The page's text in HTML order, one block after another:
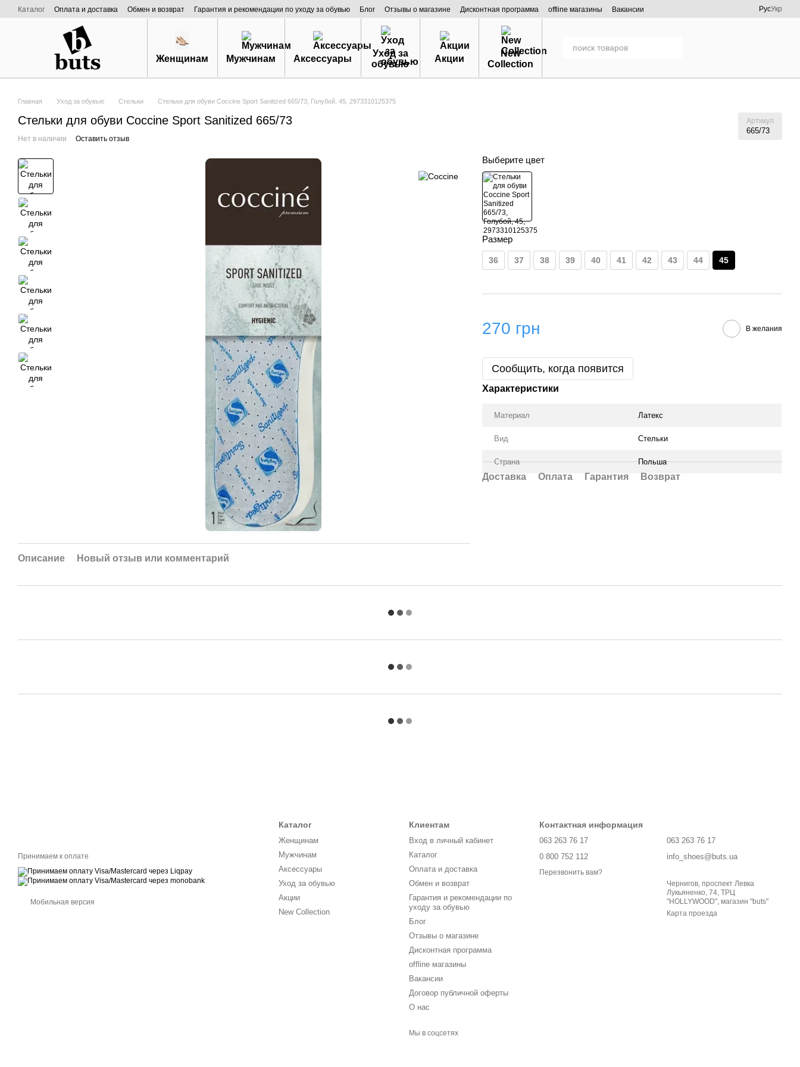
Перейти к основному контенту
Каталог Оплата и доставка Обмен и возврат Гарантия и рекомендации по уходу за обувью Блог Отзывы о магазине Дисконтная программа offline магазины
Вакансии
О нас
РусУкр
Женщинам Мужчинам Аксессуары
Уход за
обувью
Акции
New
Collection
Главная Уход за обувью Стельки Стельки для обуви Coccine Sport Sanitized 665/73, Голубой, 45, 2973310125375
Стельки для обуви Coccine Sport Sanitized 665/73 Артикул
665/73
Нет в наличии Оставить отзыв
Описание Новый отзыв или комментарий
Выберите цвет
Размер
36 37 38 39 40 41 42 43 44 45
270 грн В желания
Сообщить, когда появится
Характеристики
Материал Латекс
Вид Стельки
Страна Польша
Доставка Оплата Гарантия Возврат
Принимаем к оплате
Мобильная версия
Каталог
Женщинам
Мужчинам
Аксессуары
Уход за обувью
Акции
New Collection
Клиентам
Вход в личный кабинет
Каталог
Оплата и доставка
Обмен и возврат
Гарантия и рекомендации по
уходу за обувью
Блог
Отзывы о магазине
Дисконтная программа
offline магазины
Вакансии
Договор публичной оферты
О нас
Мы в соцсетях
Контактная информация
063 263 76 17
0 800 752 112
Перезвонить вам?
063 263 76 17
info_shoes@buts.ua
Чернигов, проспект Левка
Лукьяненко, 74, ТРЦ
"HOLLYWOOD", магазин "buts"
Карта проезда